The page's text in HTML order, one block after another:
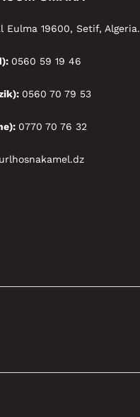
Eulma 19600, Setif, Algeria.
0560 59 19 46
0560 70 79 53
0770 70 76 32